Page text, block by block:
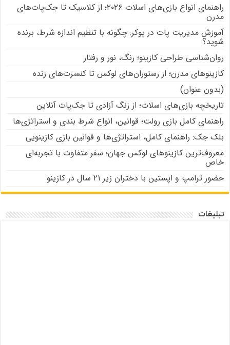
راهنمای انواع بازی‌های اسلات ۲۰۲۶؛ از کلاسیک تا جک‌پات‌های
مدرن
آموزش مدیریت پات در پوکر: چگونه با تنظیم اندازه شرط، برنده
شوید؟
روان‌شناسی طراحی کازینو؛ رنگ، نور و رفتار
کازینوهای مدرن؛ از رستوران‌های لوکس تا کنسرت‌های زنده
(بدون عنوان)
تاریخچه بازی‌های اسلات؛ از زنگ آزادی تا جک‌پات‌ آنلاین
راهنمای کامل بازی رولت؛ قوانین، انواع شرط بندی و استراتژی‌ها
بلک جک: راهنمای کامل، استراتژی‌ها و قوانین بازی کازینویی
معروف‌ترین کازینوهای لوکس جهان؛ سفر متفاوت با تجربه‌ای
خاص
حضور ترامپ و اپستین با دختران زیر ۲۱ سال در کازینو
تبلیغات